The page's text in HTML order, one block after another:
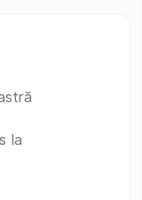
la